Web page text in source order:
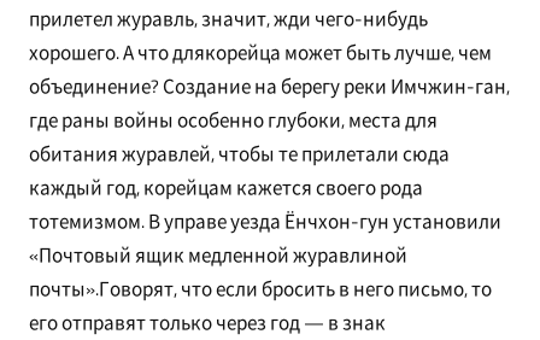
прилетел журавль, значит, жди чего-нибудь
хорошего. А что длякорейца может быть лучше, чем
объединение? Создание на берегу реки Имчжин-ган,
где раны войны особенно глубоки, места для
обитания журавлей, чтобы те прилетали сюда
каждый год, корейцам кажется своего рода
тотемизмом. В управе уезда Ёнчхон-гун установили
«Почтовый ящик медленной журавлиной
почты».Говорят, что если бросить в него письмо, то
его отправят только через год — в знак